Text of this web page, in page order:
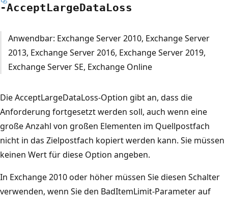
-AcceptLargeDataLoss
Anwendbar: Exchange Server 2010, Exchange Server
2013, Exchange Server 2016, Exchange Server 2019,
Exchange Server SE, Exchange Online
Die AcceptLargeDataLoss-Option gibt an, dass die
Anforderung fortgesetzt werden soll, auch wenn eine
große Anzahl von großen Elementen im Quellpostfach
nicht in das Zielpostfach kopiert werden kann. Sie müssen
keinen Wert für diese Option angeben.
In Exchange 2010 oder höher müssen Sie diesen Schalter
verwenden, wenn Sie den BadItemLimit-Parameter auf